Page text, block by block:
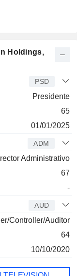
Holdings,
PSD
Presidente
65
01/01/2025
ADM
Administrativo
67
-
AUD
Controller/Auditor
64
10/10/2020